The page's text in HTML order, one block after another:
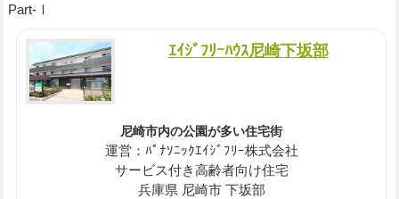
Part-Ⅰ
ｴｲｼﾞﾌﾘｰﾊｳｽ尼崎下坂部
尼崎市内の公園が多い住宅街
運営：ﾊﾟﾅｿﾆｯｸｴｲｼﾞﾌﾘｰ株式会社
サービス付き高齢者向け住宅
兵庫県 尼崎市 下坂部